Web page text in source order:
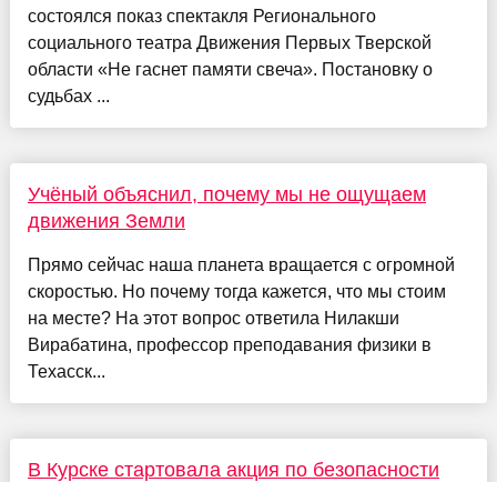
состоялся показ спектакля Регионального
социального театра Движения Первых Тверской
области «Не гаснет памяти свеча». Постановку о
судьбах ...
Учёный объяснил, почему мы не ощущаем
движения Земли
Прямо сейчас наша планета вращается с огромной
скоростью. Но почему тогда кажется, что мы стоим
на месте? На этот вопрос ответила Нилакши
Вирабатина, профессор преподавания физики в
Техасск...
В Курске стартовала акция по безопасности